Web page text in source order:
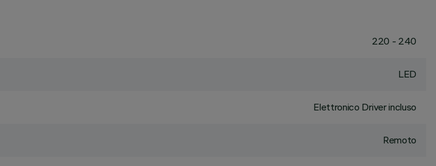
220 - 240
LED
Elettronico Driver incluso
Remoto